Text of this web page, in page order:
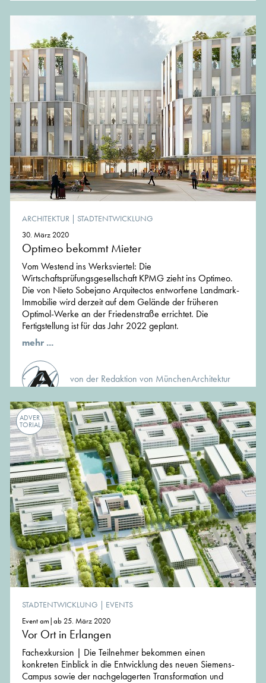
ARCHITEKTUR | STADTENTWICKLUNG
30. März 2020
Optimeo bekommt Mieter
Vom Westend ins Werksviertel: Die
Wirtschaftsprüfungsgesellschaft KPMG zieht ins Optimeo.
Die von Nieto Sobejano Arquitectos entworfene Landmark-
Immobilie wird derzeit auf dem Gelände der früheren
Optimol-Werke an der Friedenstraße errichtet. Die
Fertigstellung ist für das Jahr 2022 geplant.
mehr ...
von der Redaktion von MünchenArchitektur
ADVER
TORIAL
STADTENTWICKLUNG | EVENTS
Event am|ab 25. März 2020
Vor Ort in Erlangen
Fachexkursion | Die Teilnehmer bekommen einen
konkreten Einblick in die Entwicklung des neuen Siemens-
Campus sowie der nachgelagerten Transformation und